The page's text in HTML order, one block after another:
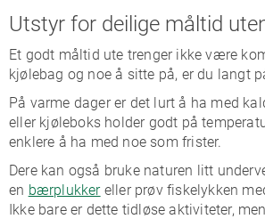
Utstyr for deilige måltid
Et godt måltid ute trenger ikke være
kjølebag og noe å sitte på, er du langt
På varme dager er det lurt å ha med
eller kjøleboks holder godt på
enklere å ha med noe som frister.
Dere kan også bruke naturen litt
en bærplukkereller prøv fiskelykken
Ikke bare er dette tidløse aktiviteter,